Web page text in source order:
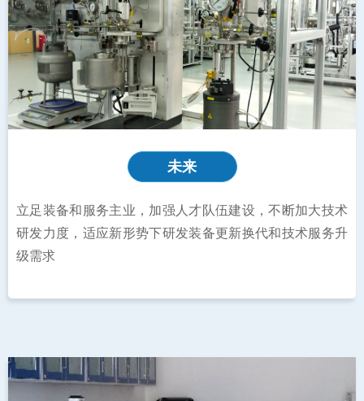
未来
立足装备和服务主业，加强人才队伍建设，不断加大技术
研发力度，适应新形势下研发装备更新换代和技术服务升
级需求